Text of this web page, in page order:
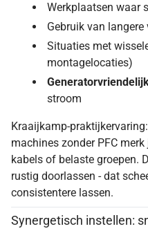
Werkplaatsen waar
Gebruik van
Situaties met
montagelocaties)
stroom
Kraaijkamp-
machines zonder PFC
kabels of belaste groepen.
rustig doorlassen - dat
consistentere lassen.
Synergetisch instellen: